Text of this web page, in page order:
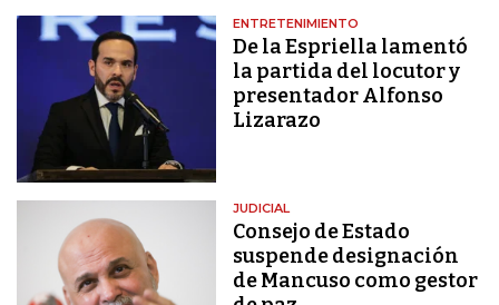
ENTRETENIMIENTO
De la Espriella lamentó
la partida del locutor y
presentador Alfonso
Lizarazo
JUDICIAL
Consejo de Estado
suspende designación
de Mancuso como gestor